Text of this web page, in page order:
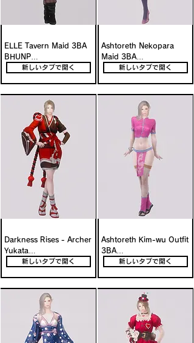
ELLE Tavern Maid 3BA
BHUNP
宿屋や酒場に溶け込む上品
新しいタブで開く
Darkness Rises - Archer
Yukata
3BA対応のシンプルな和風
新しいタブで開く
Ashtoreth Nekopara
Maid 3BA
ネコぱら風メイド衣装を追
新しいタブで開く
Ashtoreth Kim-wu Outfit
3BA
東洋風デザインが魅力の軽
新しいタブで開く